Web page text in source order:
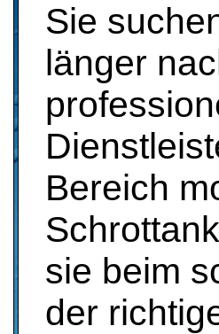
Sie
länger
Bereich
sie beim
der